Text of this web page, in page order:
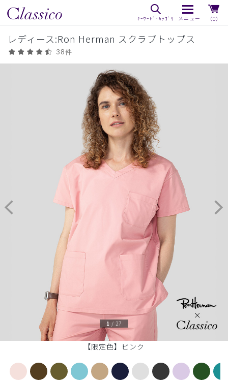
（0）
レディース:Ron Herman スクラブトップス
38件
【限定色】ピンク
1 / 27